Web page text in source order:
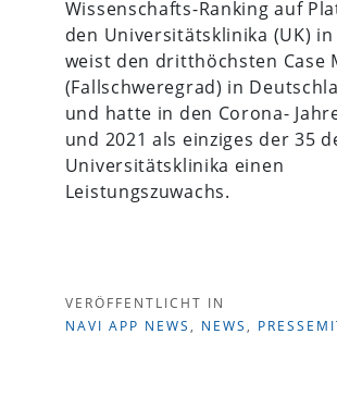
Wissenschafts-Ranking auf
den Universitätsklinika (UK) in
weist den dritthöchsten Case
(Fallschweregrad) in
und hatte in den Corona-
und 2021 als einziges der 35
Universitätsklinika einen
Leistungszuwachs.
VERÖFFENTLICHT IN
NAVI APP NEWS , NEWS ,